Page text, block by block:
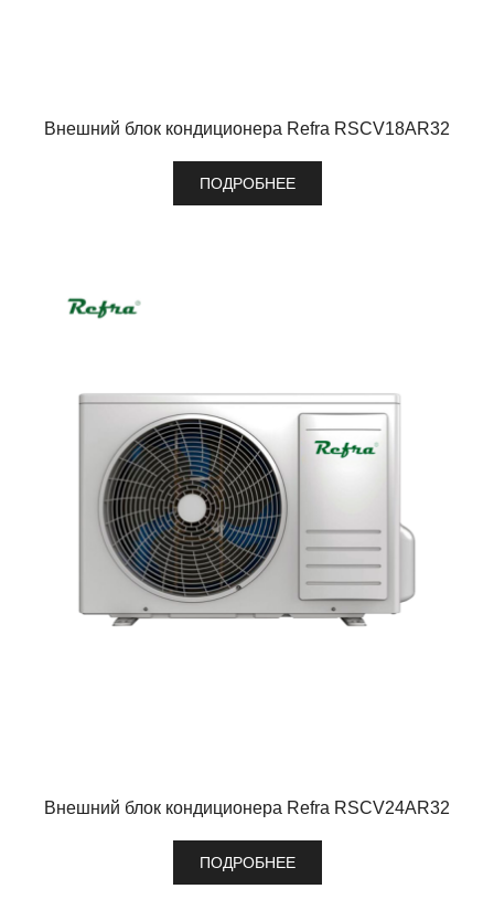
Внешний блок кондиционера Refra RSCV18AR32
ПОДРОБНЕЕ
Внешний блок кондиционера Refra RSCV24AR32
ПОДРОБНЕЕ